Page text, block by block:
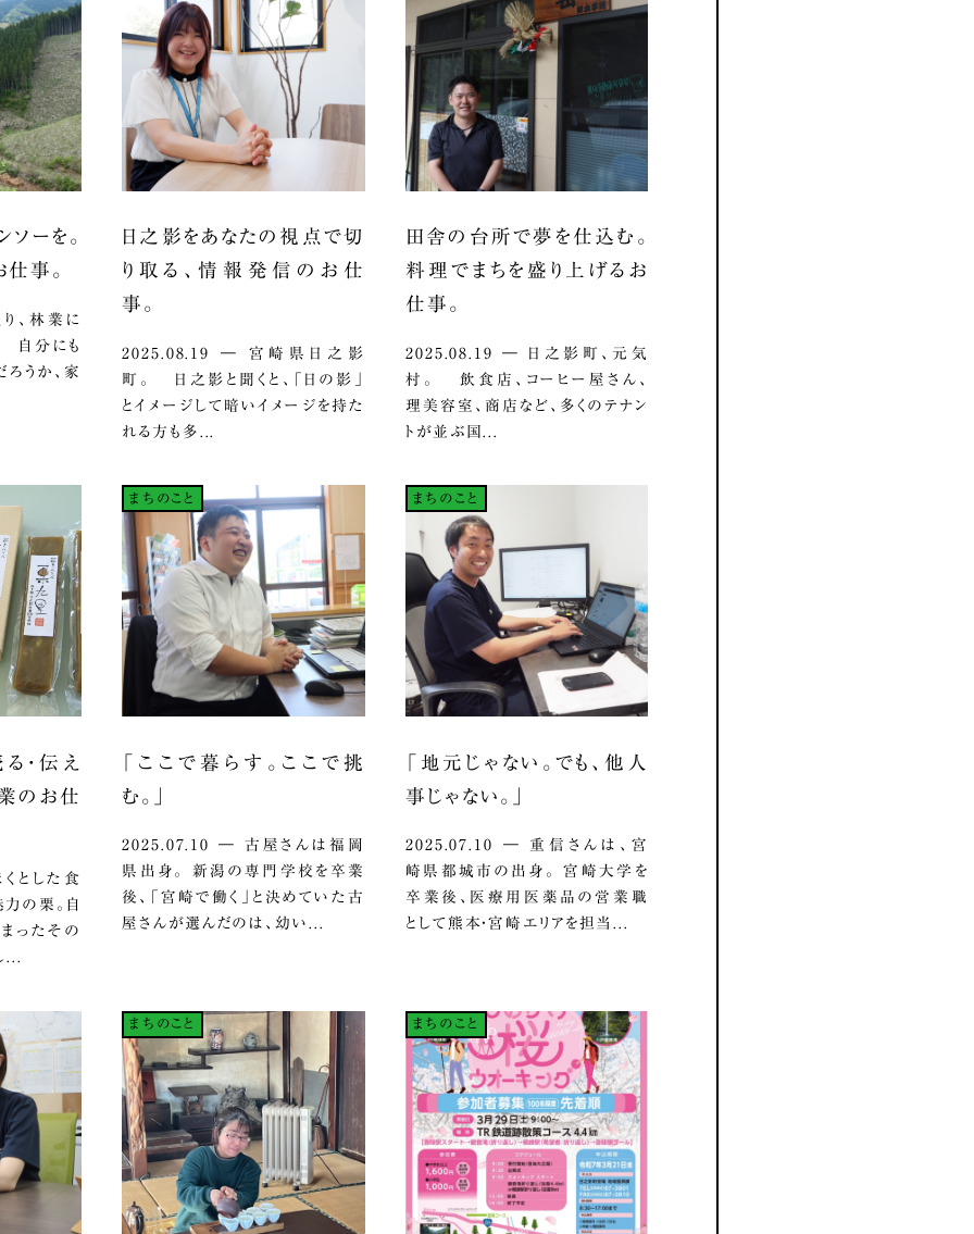
ソーを。
事。
、林業に
自分にも
うか、家
日之影をあなたの視点で切
り取る、情報発信のお仕
事。
2025.08.19 ― 宮崎県日之影
町。 日之影と聞くと、「日の影」
とイメージして暗いイメージを持た
れる方も多...
田舎の台所で夢を仕込む。
料理でまちを盛り上げるお
仕事。
2025.08.19 ― 日之影町、元気
村。 飲食店、コーヒー屋さん、
理美容室、商店など、多くのテナン
トが並ぶ国...
・伝え
のお仕
とした食
の栗。自
ったその
...
まちのこと
「ここで暮らす。ここで挑
む。」
2025.07.10 ― 古屋さんは福岡
県出身。 新潟の専門学校を卒業
後、「宮崎で働く」と決めていた古
屋さんが選んだのは、幼い...
まちのこと
「地元じゃない。でも、他人
事じゃない。」
2025.07.10 ― 重信さんは、宮
崎県都城市の出身。 宮崎大学を
卒業後、医療用医薬品の営業職
として熊本・宮崎エリアを担当...
まちのこと まちのこと